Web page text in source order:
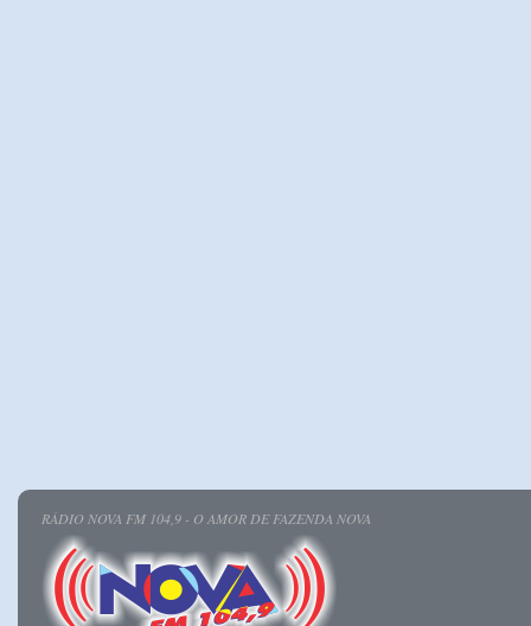
RÁDIO NOVA FM 104,9 - O AMOR DE FAZENDA NOVA